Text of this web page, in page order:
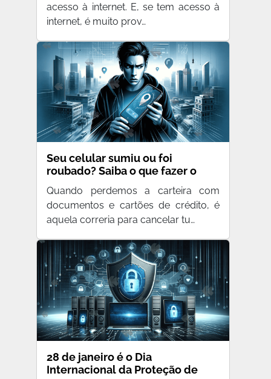
acesso à internet. E, se tem acesso à
internet, é muito prov…
Seu celular sumiu ou foi
roubado? Saiba o que fazer o
quanto antes
Quando perdemos a carteira com
documentos e cartões de crédito, é
aquela correria para cancelar tu…
28 de janeiro é o Dia
Internacional da Proteção de